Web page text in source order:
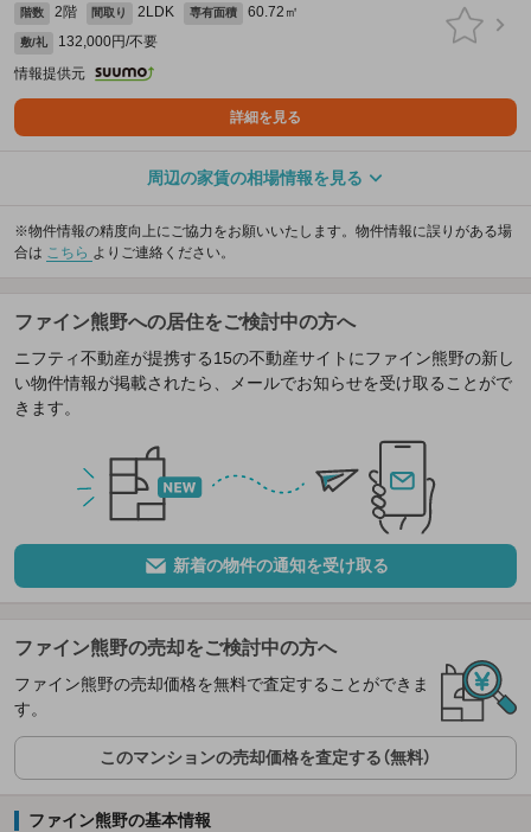
階数 2階 間取り 2LDK 専有面積 60.72㎡
敷/礼
132,000円/不要
情報提供元
詳細を見る
周辺の家賃の相場情報を見る
※物件情報の精度向上にご協力をお願いいたします。物件情報に誤りがある場
合は こちら よりご連絡ください。
ファイン熊野への居住をご検討中の方へ
ニフティ不動産が提携する15の不動産サイトにファイン熊野の新し
い物件情報が掲載されたら、メールでお知らせを受け取ることがで
きます。
新着の物件の通知を受け取る
ファイン熊野の売却をご検討中の方へ
ファイン熊野の売却価格を無料で査定することができま
す。
このマンションの売却価格を査定する（無料）
ファイン熊野の基本情報